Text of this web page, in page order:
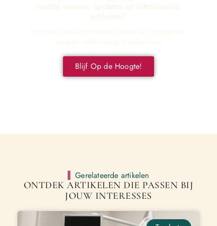
laatste nieuws, updates en interessante
artikelen?
Registreer je nu om onze nieuwsbrief te ontvangen en
mis geen enkel belangrijk artikel meer.
Blijf Op de Hoogte!
Gerelateerde artikelen
ONTDEK ARTIKELEN DIE PASSEN BIJ
JOUW INTERESSES